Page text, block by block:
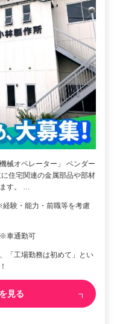
械オペレーター」 ベンダー
住宅関連の金属部品や部材
す。 …
験・能力・前職等を考慮
車通勤可
「工場勤務は初めて」とい
見る